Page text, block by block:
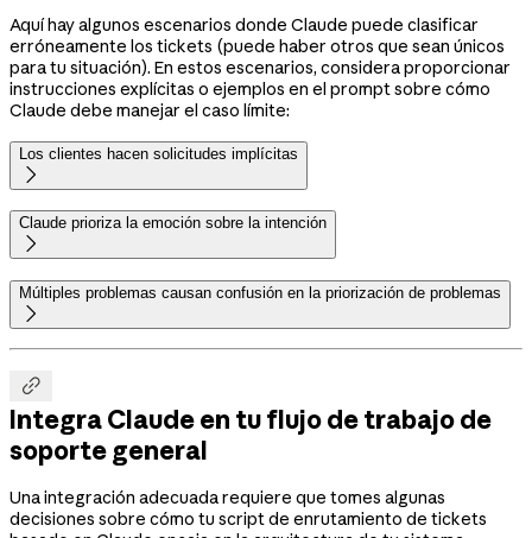
Aquí hay algunos escenarios donde Claude puede clasificar
erróneamente los tickets (puede haber otros que sean únicos
para tu situación). En estos escenarios, considera proporcionar
instrucciones explícitas o ejemplos en el prompt sobre cómo
Claude debe manejar el caso límite:
Los clientes hacen solicitudes implícitas

Claude prioriza la emoción sobre la intención

Múltiples problemas causan confusión en la priorización de problemas


Integra Claude en tu flujo de trabajo de
soporte general
Una integración adecuada requiere que tomes algunas
decisiones sobre cómo tu script de enrutamiento de tickets